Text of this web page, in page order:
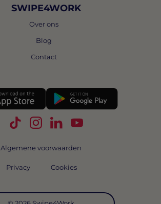
SWIPE4WORK
Over ons
Blog
Contact
Volg Swipe4Work op TikTok
Volg Swipe4Work op
Volg Swipe4Work op
Volg Swipe4Work
Algemene voorwaarden
Privacy Cookies